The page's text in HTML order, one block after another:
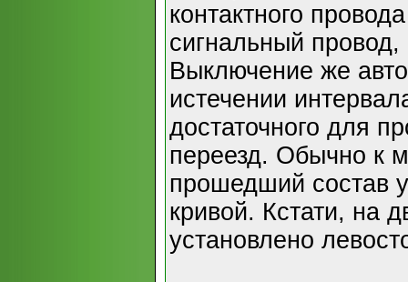
контактного
сигнальный
Выключение же
истечении
достаточного для
переезд. Обычно к
прошедший состав
кривой. Кстати, на
установлено